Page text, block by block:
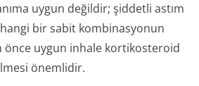
uygun değildir; şiddetli astım
bir sabit kombinasyonun
önce uygun inhale kortikosteroid
önemlidir.